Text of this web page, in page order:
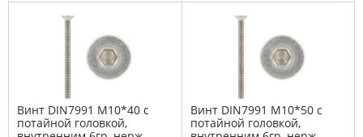
Винт DIN7991 М10*40 с
потайной головкой,
Винт DIN7991 М10*50 с
потайной головкой,